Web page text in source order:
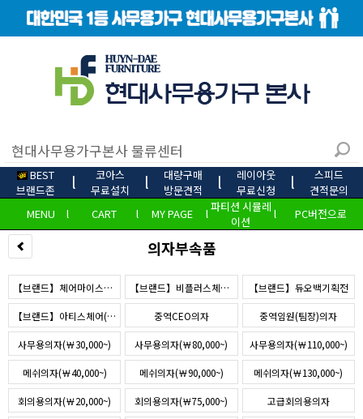
BEST
브랜드존
l
코아스
무료설치
l
대량구매
방문견적
l
레이아웃
무료신청
l
스피드
견적문의
MENU
l CART l MY PAGE l파티션 시뮬레
이션
l PC버전으로
의자부속품
【브랜드】체어마이스터(해외수출) 【브랜드】비플러스체어(b+) 【브랜드】듀오백기획전
【브랜드】아티스체어(JC) 중역CEO의자 중역임원(팀장)의자
사무용의자(￦30,000~) 사무용의자(￦80,000~) 사무용의자(￦110,000~)
메쉬의자(￦40,000~) 메쉬의자(￦90,000~) 메쉬의자(￦130,000~)
회의용의자(￦20,000~) 회의용의자(￦75,000~) 고급회의용의자